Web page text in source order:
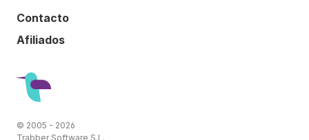
Contacto
Afiliados
© 2005 - 2026
Trabber Software S.L.